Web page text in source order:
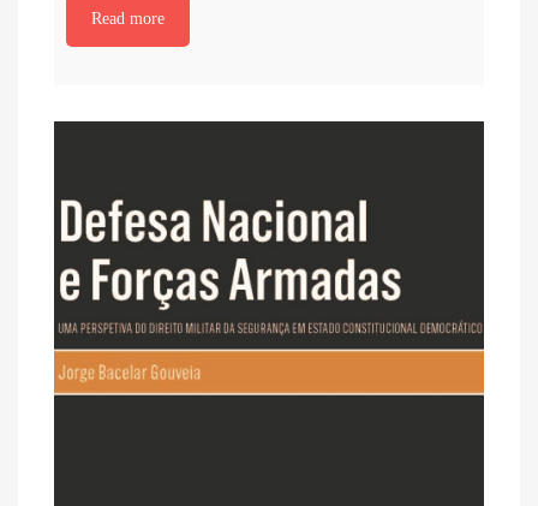
Read more